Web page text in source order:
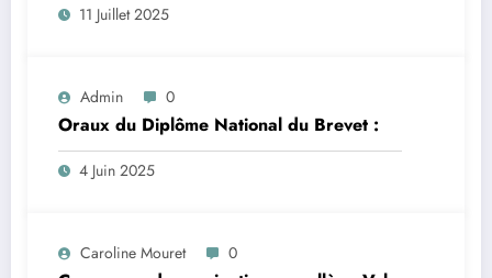
11 Juillet 2025
Admin 0
Oraux du Diplôme National du Brevet :
4 Juin 2025
Caroline Mouret 0